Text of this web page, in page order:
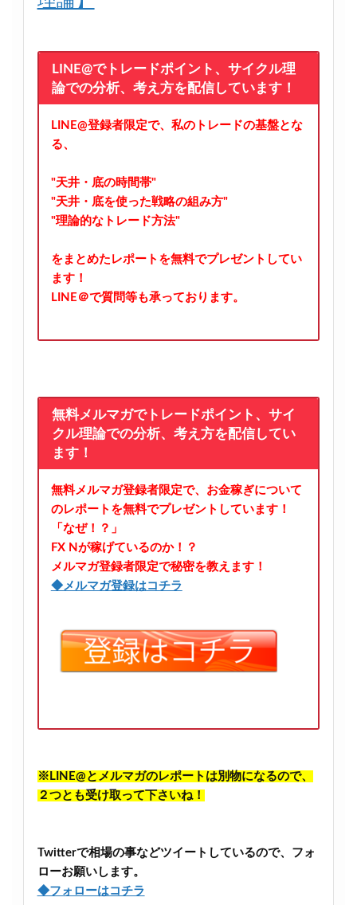
LINE@でトレードポイント、サイクル理
論での分析、考え方を配信しています！
LINE@登録者限定で、私のトレードの基盤とな
る、
"天井・底の時間帯"
"天井・底を使った戦略の組み方"
"理論的なトレード方法"
をまとめたレポートを無料でプレゼントしてい
ます！
LINE＠で質問等も承っております。
無料メルマガでトレードポイント、サイ
クル理論での分析、考え方を配信してい
ます！
無料メルマガ登録者限定で、お金稼ぎについて
のレポートを無料でプレゼントしています！
「なぜ！？」
FX Nが稼げているのか！？
メルマガ登録者限定で秘密を教えます！
◆メルマガ登録はコチラ
※LINE@とメルマガのレポートは別物になるので、
２つとも受け取って下さいね！
Twitterで相場の事などツイートしているので、フォ
ローお願いします。
◆フォローはコチラ